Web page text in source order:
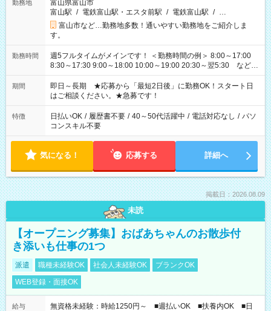
勤務地
富山県富山市
富山駅 / 電鉄富山駅・エスタ前駅 / 電鉄富山駅 / …
富山市など…勤務地多数！通いやすい勤務地をご紹介しま
す。
勤務時間
週5フルタイムがメインです！ ＜勤務時間の例＞ 8:00～17:00
8:30～17:30 9:00～18:00 10:00～19:00 20:30～翌5:30 など ★
その他にも勤務時間多数！ 日勤のみ、残業なし、交替制など
ご希望を教えてください！
期間
即日～長期 ★応募から「最短2日後」に勤務OK！スタート日
はご相談ください。★急募です！
特徴 日払いOK / 履歴書不要 / 40～50代活躍中 / 電話対応なし / パソ
コンスキル不要
気になる！ 応募する 詳細へ
掲載日：2026.08.09
未読
【オープニング募集】おばあちゃんのお散歩付
き添いも仕事の1つ
派遣 職種未経験OK 社会人未経験OK
ブランクOK
WEB登録・面接OK
給与
無資格未経験：時給1250円～ ■週払いOK ■扶養内OK ■日